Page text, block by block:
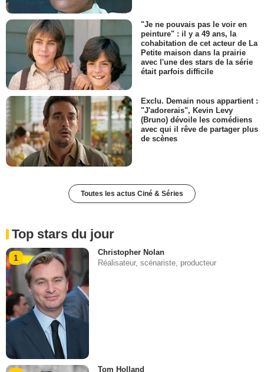
"Je ne pouvais pas le voir en
peinture" : il y a 49 ans, la
cohabitation de cet acteur de La
Petite maison dans la prairie
avec l'une des stars de la série
était parfois difficile
Exclu. Demain nous appartient :
"J'adorerais", Kevin Levy
(Bruno) dévoile les comédiens
avec qui il rêve de partager plus
de scènes
Toutes les actus Ciné & Séries
Top stars du jour
1
Christopher Nolan
Réalisateur, scénariste, producteur
Tom Holland